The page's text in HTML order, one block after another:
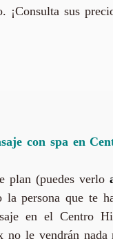
¡Consulta sus
con spa en
plan (puedes verlo
persona que te
en el Centro
no le vendrán